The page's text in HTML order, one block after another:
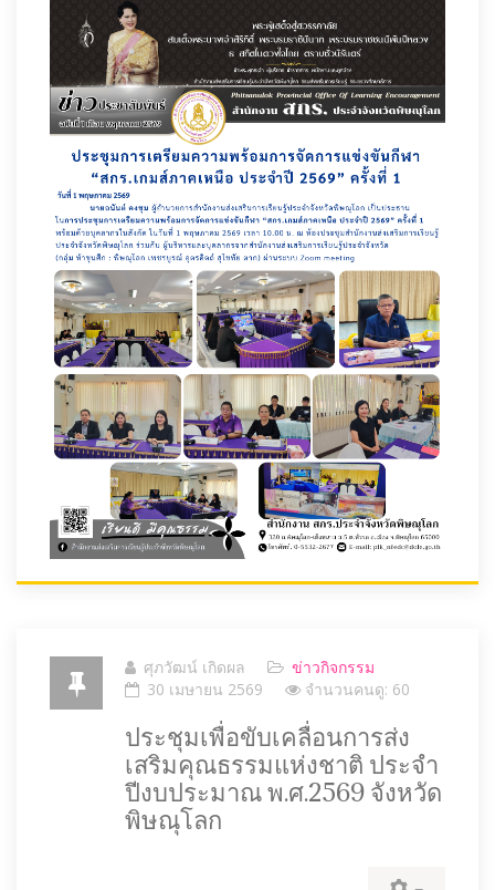
ศุภวัฒน์ เกิดผล
ข่าวกิจกรรม
30 เมษายน 2569
จำนวนคนดู: 60
ประชุมเพื่อขับเคลื่อนการส่ง
เสริมคุณธรรมแห่งชาติ ประจำ
ปีงบประมาณ พ.ศ.2569 จังหวัด
พิษณุโลก